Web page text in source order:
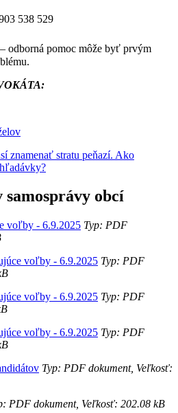
538 529
odborná pomoc môže byť prvým
znamenať stratu peňazí. Ako
obcí
voľby - 6.9.2025 Typ: PDF
voľby - 6.9.2025 Typ: PDF
voľby - 6.9.2025 Typ: PDF
voľby - 6.9.2025 Typ: PDF
Typ: PDF dokument, Veľkosť:
PDF dokument, Veľkosť: 202.08 kB